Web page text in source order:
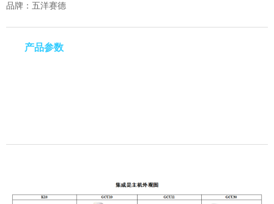
品牌：五洋赛德
产品参数